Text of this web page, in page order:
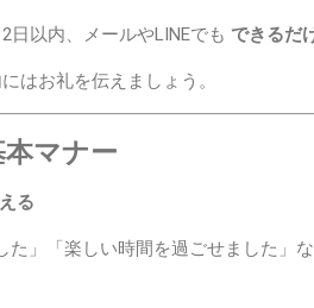
日以内、メールやLINEでも できるだ
はお礼を伝えましょう。
マナー
る
た」「楽しい時間を過ごせました」